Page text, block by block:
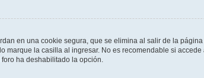
en una cookie segura, que se elimina al salir de la
la casilla al ingresar. No es recomendable si
ha deshabilitado la opción.